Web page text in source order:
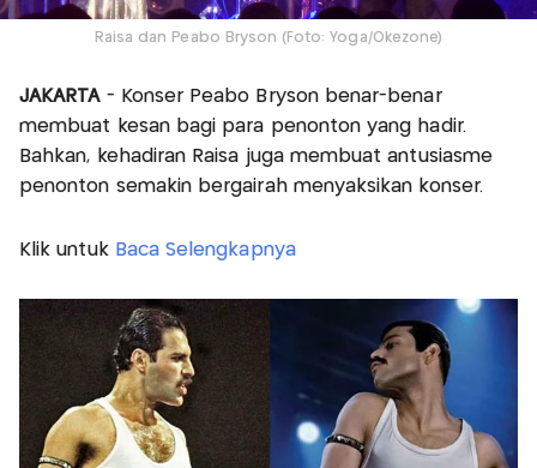
Raisa dan Peabo Bryson (Foto: Yoga/Okezone)
JAKARTA - Konser Peabo Bryson benar-benar
membuat kesan bagi para penonton yang hadir.
Bahkan, kehadiran Raisa juga membuat antusiasme
penonton semakin bergairah menyaksikan konser.
Klik untuk Baca Selengkapnya